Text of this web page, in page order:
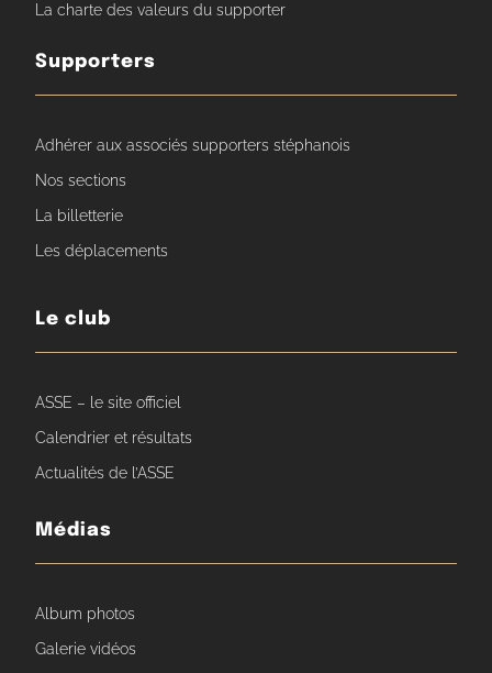
La charte des valeurs du supporter
Supporters
Adhérer aux associés supporters stéphanois
Nos sections
La billetterie
Les déplacements
Le club
ASSE – le site officiel
Calendrier et résultats
Actualités de l’ASSE
Médias
Album photos
Galerie vidéos